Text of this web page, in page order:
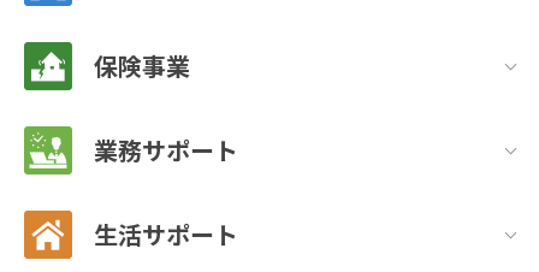
保険事業
業務サポート
生活サポート